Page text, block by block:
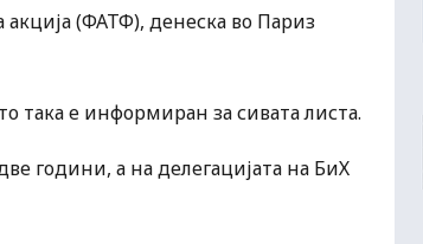
акција (ФАТФ), денеска во Париз
така е информиран за сивата листа.
години, а на делегацијата на БиХ